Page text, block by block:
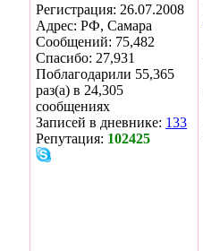
Регистрация: 26.07.2008
Адрес: РФ, Самара
Сообщений: 75,482
Спасибо: 27,931
Поблагодарили 55,365
раз(а) в 24,305
сообщениях
Записей в дневнике: 133
Репутация: 102425